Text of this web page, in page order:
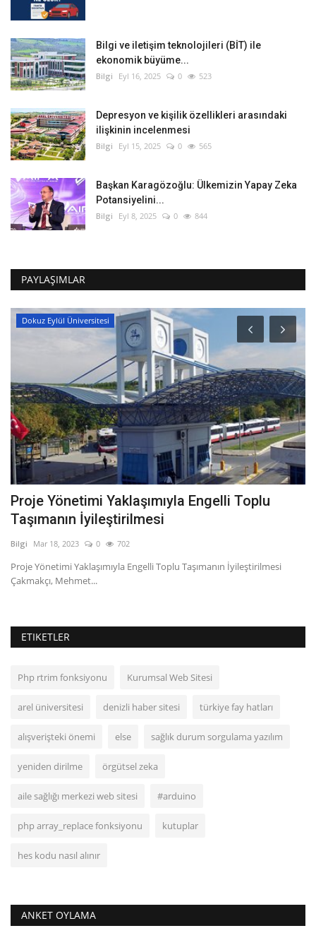
Bilgi ve iletişim teknolojileri (BİT) ile
ekonomik büyüme...
Bilgi Eyl 16, 2025 0 523
Depresyon ve kişilik özellikleri arasındaki
ilişkinin incelenmesi
Bilgi Eyl 15, 2025 0 565
Başkan Karagözoğlu: Ülkemizin Yapay Zeka
Potansiyelini...
Bilgi Eyl 8, 2025 0 844
PAYLAŞIMLAR
Dokuz Eylül Üniversitesi
Proje Yönetimi Yaklaşımıyla Engelli Toplu
Taşımanın İyileştirilmesi
Bilgi Mar 18, 2023 0 702
Proje Yönetimi Yaklaşımıyla Engelli Toplu Taşımanın İyileştirilmesi
Çakmakçı, Mehmet...
ETIKETLER
Php rtrim fonksiyonu Kurumsal Web Sitesi
arel üniversitesi denizli haber sitesi türkiye fay hatları
alışverişteki önemi else sağlık durum sorgulama yazılım
yeniden dirilme örgütsel zeka
aile sağlığı merkezi web sitesi #arduino
php array_replace fonksiyonu kutuplar
hes kodu nasıl alınır
ANKET OYLAMA